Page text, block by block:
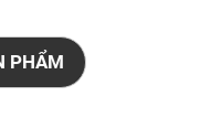
PHẨM